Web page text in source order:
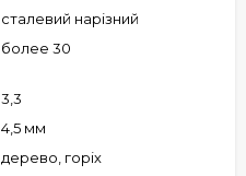
сталевий нарізний
более 30
3,3
4,5 мм
дерево, горіх